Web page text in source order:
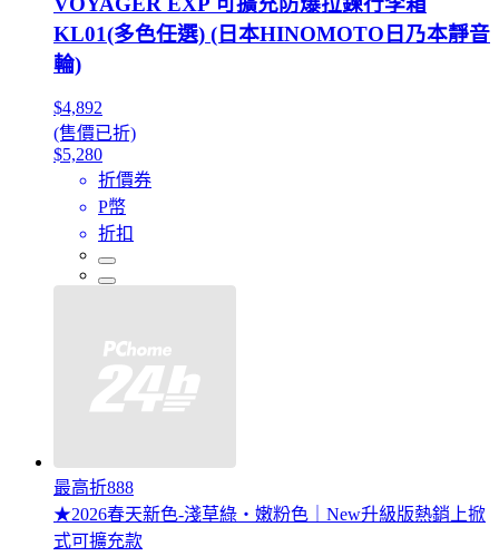
KL01(多色任選) (日本HINOMOTO日乃本靜音
輪)
$4,892
(售價已折)
$5,280
折價券
P幣
折扣
最高折888
★2026春天新色-淺草綠・嫩粉色｜New升級版熱銷上掀
式可擴充款